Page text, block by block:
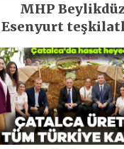
MHP
Esenyurt
kongre